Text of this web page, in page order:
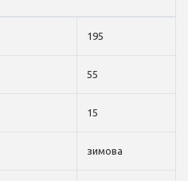
195
55
15
зимова